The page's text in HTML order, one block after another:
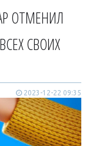
ОТМЕНИЛ
СВОИХ
2023-12-22 09:35